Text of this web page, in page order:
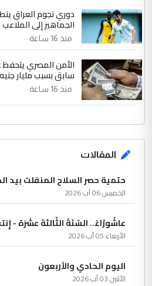
دوري نجوم العراق
الجماهير إلى الملاعب
منذ 16 ساعة
الأمن المصري
سابق بسبب مليار جنيه
منذ 16 ساعة
المقالات
حتمية حصر السلاح المنفلت بيد
الخميس 06 آب 2026
عاشُورْاءُ.. السّنَةُ الثّالثةَ عشَرَة -
الأربعاء 05 آب 2026
اليوم الحادي والأربعون
الأثنين 03 آب 2026